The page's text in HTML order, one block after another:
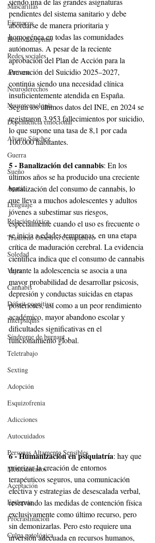
Mascarillas
Fármacos
Benzodiazepinas
Redes sociales
Autismo
Neuroderechos
Neurotecnología
Dependencia emocional
Alvaro Sánchez
Guerra
Sueño
Apatía
Lenguaje
Relación tóxica
Trastorno Obsesivo Compulsivo
Soledad
Vejez
Cannabis
Déficit cognitivo
Interpsiquis
Síndrome de burnaut
Teletrabajo
Sexting
Adopción
Esquizofrenia
Adicciones
Autocuidados
Personas Altamente Sensibles
Medicamentos
Aceptación
Epilepsia
Procrastinación
Culpa patológica
pendientes del sistema sanitario y debe
abordarse de manera prioritaria y
homogénea en todas las comunidades
autónomas. A pesar de la reciente
aprobación del Plan de Acción para la
Prevención del Suicidio 2025–2027,
continúa siendo una necesidad clínica
insuficientemente atendida en España.
Según los últimos datos del INE, en 2024 se
registraron 3.953 fallecimientos por suicidio,
lo que supone una tasa de 8,1 por cada
100.000 habitantes.
5 - Banalización del cannabis: En los
últimos años se ha producido una creciente
banalización del consumo de cannabis, lo
que lleva a muchos adolescentes y adultos
jóvenes a subestimar sus riesgos,
especialmente cuando el uso es frecuente o
se inicia a edades tempranas, en una etapa
crítica de maduración cerebral. La evidencia
científica indica que el consumo de cannabis
durante la adolescencia se asocia a una
mayor probabilidad de desarrollar psicosis,
depresión y conductas suicidas en etapas
posteriores, así como a un peor rendimiento
académico, mayor abandono escolar y
dificultades significativas en el
funcionamiento global.
6 - Humanización en psiquiatría: hay que
priorizar la creación de entornos
terapéuticos seguros, una comunicación
efectiva y estrategias de desescalada verbal,
reservando las medidas de contención física
exclusivamente como último recurso, pero
sin demonizarlas. Pero esto requiere una
inversión adecuada en recursos humanos,